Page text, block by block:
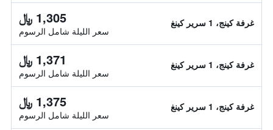
غرفة كينج، 1 سرير كينغ 1,305 ﷼
سعر الليلة شامل الرسوم
غرفة كينج، 1 سرير كينغ 1,371 ﷼
سعر الليلة شامل الرسوم
غرفة كينج، 1 سرير كينغ 1,375 ﷼
سعر الليلة شامل الرسوم